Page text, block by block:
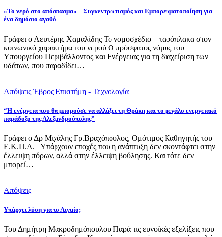
«Το νερό στο απόσπασμα» – Συγκεντρωτισμός και Εμπορευματοποίηση για
ένα δημόσιο αγαθό
Γράφει ο Λευτέρης Χαμαλίδης Το νομοσχέδιο – ταφόπλακα στον
κοινωνικό χαρακτήρα του νερού Ο πρόσφατος νόμος του
Υπουργείου Περιβάλλοντος και Ενέργειας για τη διαχείριση των
υδάτων, που παραδίδει…
Απόψεις Έβρος Επιστήμη - Τεχνολογία
“Η ενέργεια που θα μπορούσε να αλλάξει τη Θράκη και το μεγάλο ενεργειακό
παράδοξο της Αλεξανδρούπολης”
Γράφει ο Δρ Μιχάλης Γρ.Βραχόπουλος, Ομότιμος Καθηγητής του
Ε.Κ.Π.Α. Υπάρχουν εποχές που η ανάπτυξη δεν σκοντάφτει στην
έλλειψη πόρων, αλλά στην έλλειψη βούλησης. Και τότε δεν
μπορεί…
Απόψεις
Υπάρχει λύση για το Αιγαίο;
Του Δημήτρη Μακροδημόπουλου Παρά τις ευνοϊκές εξελίξεις που